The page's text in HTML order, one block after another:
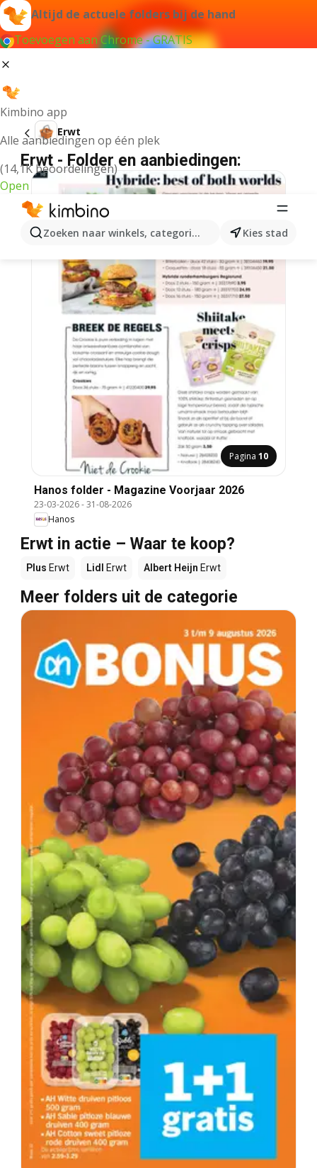
Altijd de actuele folders bij de hand
Toevoegen aan Chrome - GRATIS
Kimbino app
Alle aanbiedingen op één plek
(14,1K beoordelingen)
Open
Zoeken naar winkels, categorieën, producten...
Kies stad
Erwt
Erwt - Folder en aanbiedingen:
Pagina 10
Hanos folder - Magazine Voorjaar 2026
23-03-2026-31-08-2026
Hanos
Erwt in actie – Waar te koop?
Plus Erwt Lidl Erwt Albert Heijn Erwt
Meer folders uit de categorie